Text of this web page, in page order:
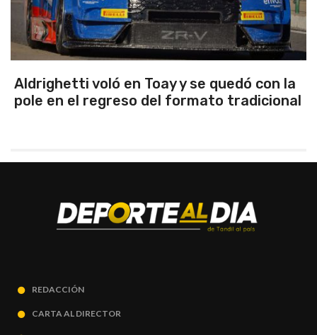
la
Emanuel Ance, subcampeón
Rosario
REDACCIÓN
CARTA AL DIRECTOR